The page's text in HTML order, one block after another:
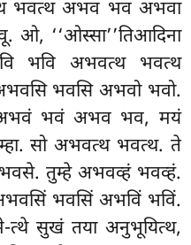
भवत्थ अभव भव अभवा
‘‘ओस्सा’’तिआदिना
भवि अभवत्थ भवत्थ
भवसि अभवो भवो.
भवं अभव भव, मयं
सो अभवत्थ भवत्थ. ते
तुम्हे अभवव्हं भवव्हं.
भवसिं अभविं भविं.
सुखं तया अनुभूयित्थ,